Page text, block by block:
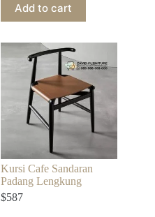
Add to cart
Kursi Cafe Sandaran
Padang Lengkung
$587